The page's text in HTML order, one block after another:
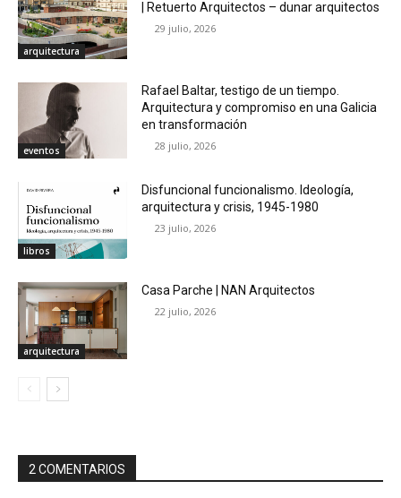
arquitectura
| Retuerto Arquitectos – dunar arquitectos
29 julio, 2026
eventos
Rafael Baltar, testigo de un tiempo.
Arquitectura y compromiso en una Galicia
en transformación
28 julio, 2026
libros
Disfuncional funcionalismo. Ideología,
arquitectura y crisis, 1945-1980
23 julio, 2026
arquitectura
Casa Parche | NAN Arquitectos
22 julio, 2026
2 COMENTARIOS